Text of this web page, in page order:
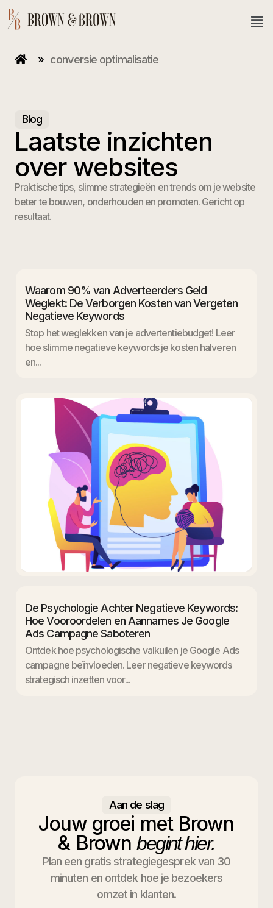
» conversie optimalisatie
Blog
Laatste inzichten
over websites
Praktische tips, slimme strategieën en trends om je website
beter te bouwen, onderhouden en promoten. Gericht op
resultaat.
Waarom 90% van Adverteerders Geld
Weglekt: De Verborgen Kosten van Vergeten
Negatieve Keywords
Stop het weglekken van je advertentiebudget! Leer
hoe slimme negatieve keywords je kosten halveren
en...
De Psychologie Achter Negatieve Keywords:
Hoe Vooroordelen en Aannames Je Google
Ads Campagne Saboteren
Ontdek hoe psychologische valkuilen je Google Ads
campagne beïnvloeden. Leer negatieve keywords
strategisch inzetten voor...
Aan de slag
Jouw groei met Brown
& Brownbegint hier.
Plan een gratis strategiegesprek van 30
minuten en ontdek hoe je bezoekers
omzet in klanten.